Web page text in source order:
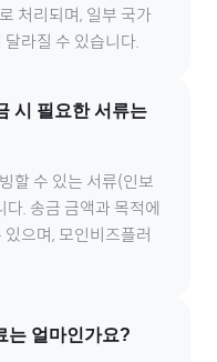
처리되며, 일부 국가
라질 수 있습니다.
시 필요한 서류는
할 수 있는 서류(인보
. 송금 금액과 목적에
으며, 모인비즈플러
는 얼마인가요?